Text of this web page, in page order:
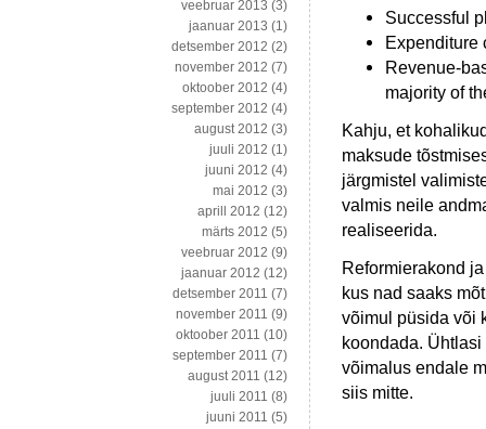
Successful
Expenditure
Revenue-
majority of
Kahju, et
maksude
järgmistel
valmis neile
realiseerida.
Reformierakond
kus nad saaks
võimul püsida või
koondada.
võimalus endale
siis mitte.
veebruar 2013 (3)
jaanuar 2013 (1)
detsember 2012 (2)
november 2012 (7)
oktoober 2012 (4)
september 2012 (4)
august 2012 (3)
juuli 2012 (1)
juuni 2012 (4)
mai 2012 (3)
aprill 2012 (12)
märts 2012 (5)
veebruar 2012 (9)
jaanuar 2012 (12)
detsember 2011 (7)
november 2011 (9)
oktoober 2011 (10)
september 2011 (7)
august 2011 (12)
juuli 2011 (8)
juuni 2011 (5)